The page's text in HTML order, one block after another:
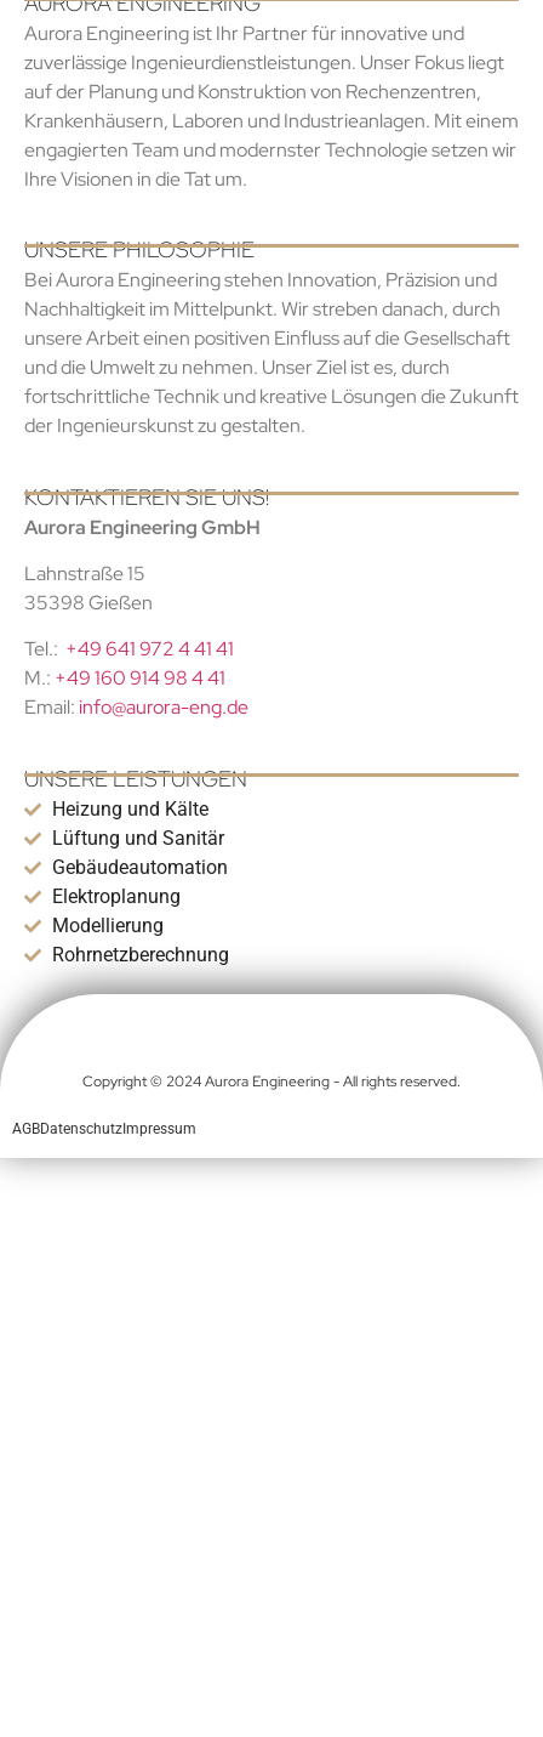
Aurora Engineering ist Ihr Partner für innovative und
zuverlässige Ingenieurdienstleistungen. Unser Fokus liegt
auf der Planung und Konstruktion von Rechenzentren,
Krankenhäusern, Laboren und Industrieanlagen. Mit einem
engagierten Team und modernster Technologie setzen wir
Ihre Visionen in die Tat um.
UNSERE PHILOSOPHIE
Bei Aurora Engineering stehen Innovation, Präzision und
Nachhaltigkeit im Mittelpunkt. Wir streben danach, durch
unsere Arbeit einen positiven Einfluss auf die Gesellschaft
und die Umwelt zu nehmen. Unser Ziel ist es, durch
fortschrittliche Technik und kreative Lösungen die Zukunft
der Ingenieurskunst zu gestalten.
KONTAKTIEREN SIE UNS!
Aurora Engineering GmbH
Lahnstraße 15
35398 Gießen
Tel.: +49 641 972 4 41 41
M.: +49 160 914 98 4 41
Email: info@aurora-eng.de
UNSERE LEISTUNGEN
Heizung und Kälte
Lüftung und Sanitär
Gebäudeautomation
Elektroplanung
Modellierung
Rohrnetzberechnung
Copyright © 2024 Aurora Engineering - All rights reserved.
AGBDatenschutz Impressum